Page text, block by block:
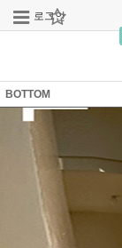
로그인
BOTTOM